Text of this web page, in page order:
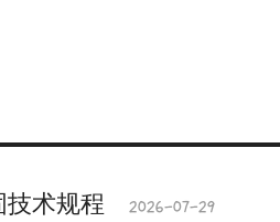
技术规程 2026-07-29